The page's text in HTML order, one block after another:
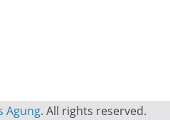
Agung. All rights reserved.